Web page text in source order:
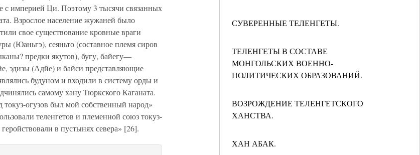
СУВЕРЕННЫЕ ТЕЛЕНГЕТЫ.
ТЕЛЕНГЕТЫ В СОСТАВЕ
МОНГОЛЬСКИХ ВОЕННО-
ПОЛИТИЧЕСКИХ ОБРАЗОВАНИЙ.
ВОЗРОЖДЕНИЕ ТЕЛЕНГЕТСКОГО
ХАНСТВА.
ХАН АБАК.
с империей Ци. Поэтому 3 тысячи связанных
Взрослое население жужаней было
свое существование кровные враги
(Юаньгэ), сеяньто (составное племя сиров
предки якутов), бугу, байегу—
эдизы (Адйе) и байси представляющие
будуном и входили в систему орды и
самому хану Тюркского Каганата.
огузов был мой собственный народ»
теленгетов и племенной союз токуз-
в пустынях севера» [26].